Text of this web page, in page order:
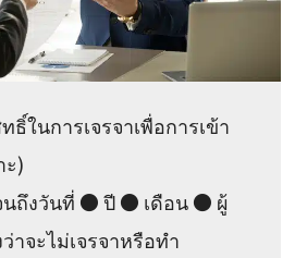
ธิ์ในการเจรจาเพื่อการเข้า
)
นถึงวันที่ ● ปี ● เดือน ● ผู้
าจะไม่เจรจาหรือทำ